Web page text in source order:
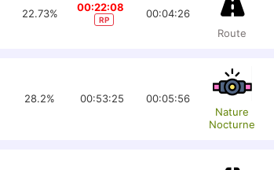
22.73% 00:22:08
RP
00:04:26
Route
28.2% 00:53:25
00:05:56
Nature
Nocturne